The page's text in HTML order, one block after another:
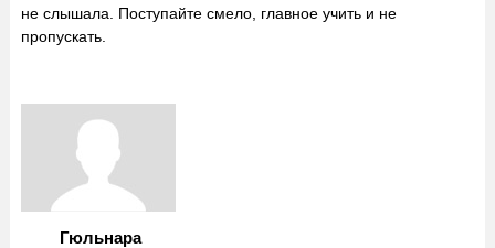
не слышала. Поступайте смело, главное учить и не
пропускать.
Гюльнара